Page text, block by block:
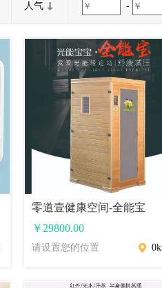
人气 -
零道壹健康空间-全能宝
￥ 29800.00
请设置您的位置